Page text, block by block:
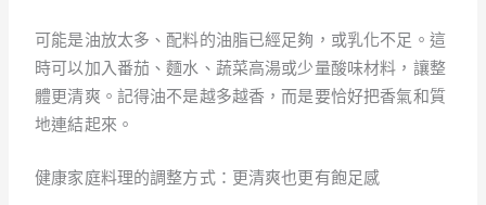
可能是油放太多、配料的油脂已經足夠，或乳化不足。這
時可以加入番茄、麵水、蔬菜高湯或少量酸味材料，讓整
體更清爽。記得油不是越多越香，而是要恰好把香氣和質
地連結起來。
健康家庭料理的調整方式：更清爽也更有飽足感